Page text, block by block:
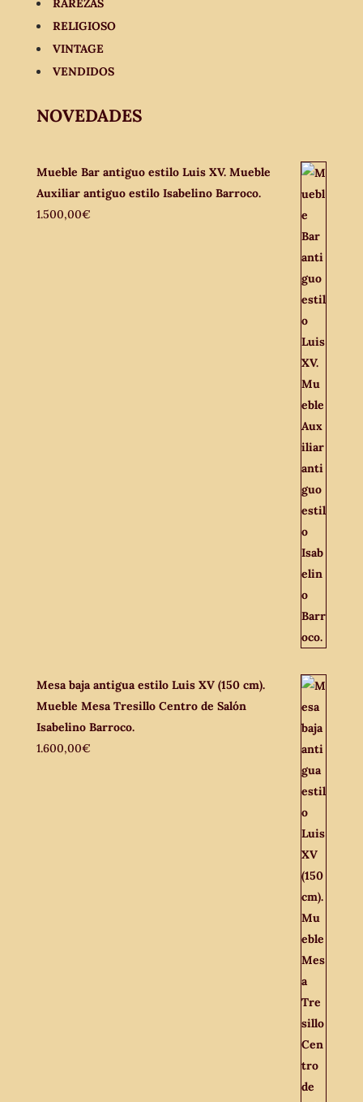
RAREZAS
RELIGIOSO
VINTAGE
VENDIDOS
NOVEDADES
Mueble Bar antiguo estilo Luis XV. Mueble
Auxiliar antiguo estilo Isabelino Barroco.
1.500,00€
Mesa baja antigua estilo Luis XV (150 cm).
Mueble Mesa Tresillo Centro de Salón
Isabelino Barroco.
1.600,00€